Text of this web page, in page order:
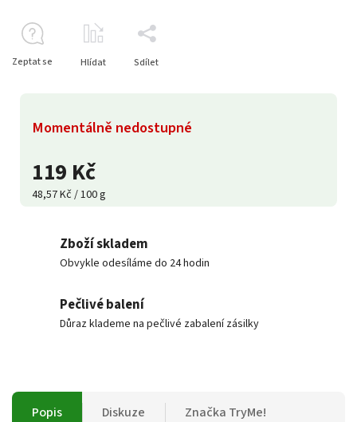
119 Kč
48,57 Kč / 100 g
Momentálně nedostupné
Zeptat se Hlídat Sdílet
Zboží skladem
Obvykle odesíláme do 24 hodin
Pečlivé balení
Důraz klademe na pečlivé zabalení zásilky
Popis Diskuze Značka TryMe!